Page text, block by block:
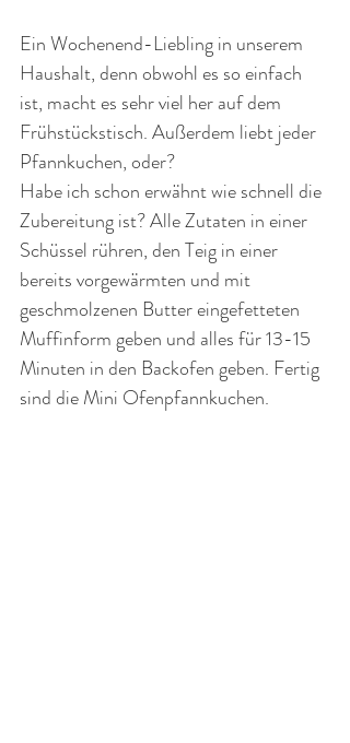
Ein Wochenend-Liebling in unserem
Haushalt, denn obwohl es so einfach
ist, macht es sehr viel her auf dem
Frühstückstisch. Außerdem liebt jeder
Pfannkuchen, oder?
Habe ich schon erwähnt wie schnell die
Zubereitung ist? Alle Zutaten in einer
Schüssel rühren, den Teig in einer
bereits vorgewärmten und mit
geschmolzenen Butter eingefetteten
Muffinform geben und alles für 13-15
Minuten in den Backofen geben. Fertig
sind die Mini Ofenpfannkuchen.